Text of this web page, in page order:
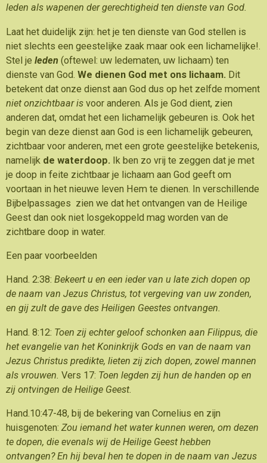
leden als wapenen der gerechtigheid ten dienste van God.
Laat het duidelijk zijn: het je ten dienste van God stellen is
niet slechts een geestelijke zaak maar ook een lichamelijke!.
Stel je leden (oftewel: uw ledematen, uw lichaam) ten
dienste van God. We dienen God met ons lichaam. Dit
betekent dat onze dienst aan God dus op het zelfde moment
niet onzichtbaar is voor anderen. Als je God dient, zien
anderen dat, omdat het een lichamelijk gebeuren is. Ook het
begin van deze dienst aan God is een lichamelijk gebeuren,
zichtbaar voor anderen, met een grote geestelijke betekenis,
namelijk de waterdoop. Ik ben zo vrij te zeggen dat je met
je doop in feite zichtbaar je lichaam aan God geeft om
voortaan in het nieuwe leven Hem te dienen. In verschillende
Bijbelpassages zien we dat het ontvangen van de Heilige
Geest dan ook niet losgekoppeld mag worden van de
zichtbare doop in water.
Een paar voorbeelden
Hand. 2:38: Bekeert u en een ieder van u late zich dopen op
de naam van Jezus Christus, tot vergeving van uw zonden,
en gij zult de gave des Heiligen Geestes ontvangen.
Hand. 8:12: Toen zij echter geloof schonken aan Filippus, die
het evangelie van het Koninkrijk Gods en van de naam van
Jezus Christus predikte, lieten zij zich dopen, zowel mannen
als vrouwen. Vers 17: Toen legden zij hun de handen op en
zij ontvingen de Heilige Geest.
Hand.10:47-48, bij de bekering van Cornelius en zijn
huisgenoten: Zou iemand het water kunnen weren, om dezen
te dopen, die evenals wij de Heilige Geest hebben
ontvangen? En hij beval hen te dopen in de naam van Jezus